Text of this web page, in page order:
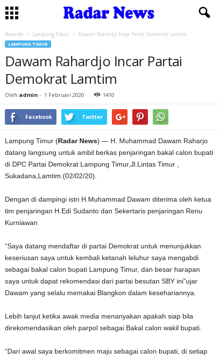
Beranda Lampung Timur Dawam Rahardjo Incar Partai Demokrat Lamtim
LAMPUNG TIMUR
Dawam Rahardjo Incar Partai
Demokrat Lamtim
Oleh admin - 1 Februari 2020 1410
Facebook Twitter
Lampung Timur (Radar News) — H. Muhammad Dawam Raharjo
datang langsung untuk ambil berkas penjaringan bakal calon bupati
di DPC Partai Demokrat Lampung Timur,Jl.Lintas Timur ,
Sukadana,Lamtim.(02/02/20).
Dengan di dampingi istri H.Muhammad Dawam diterima oleh ketua
tim penjaringan H.Edi Sudanto dan Sekertaris penjaringan Renu
Kurniawan
“Saya datang mendaftar di partai Demokrat untuk menunjukkan
keseriusan saya untuk kembali ketanah leluhur saya mengabdi
sebagai bakal calon bupati Lampung Timur, dan besar harapan
saya untuk dapat rekomendasi dari partai besutan SBY ini”ujar
Dawam yang selalu memakai Blangkon dalam kesehariannya.
Lebih lanjut ketika awak media menanyakan apakah siap bila
direkomendasikan oleh parpol sebagai Bakal calon wakil bupati.
“Dari awal saya berkomitmen maju sebagai calon bupati, di setiap